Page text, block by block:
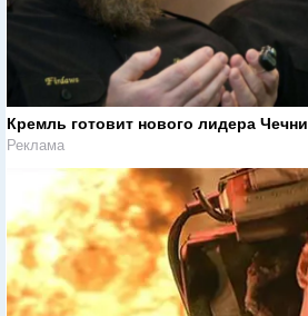
Кремль готовит нового лидера Чечни
Реклама